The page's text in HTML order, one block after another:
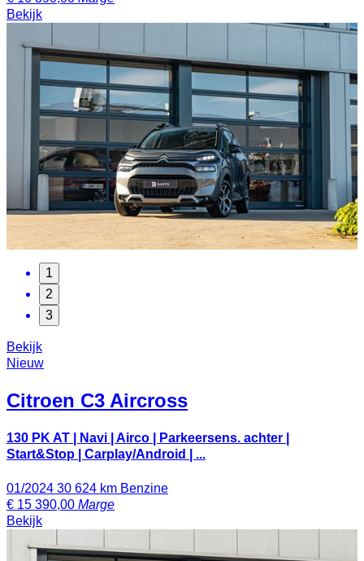
Bekijk
1
2
3
Bekijk
Nieuw
Citroen C3 Aircross
130 PK AT | Navi | Airco | Parkeersens. achter |
Start&Stop | Carplay/Android | ...
01/2024 30 624 km Benzine
€ 15 390,00 Marge
Bekijk